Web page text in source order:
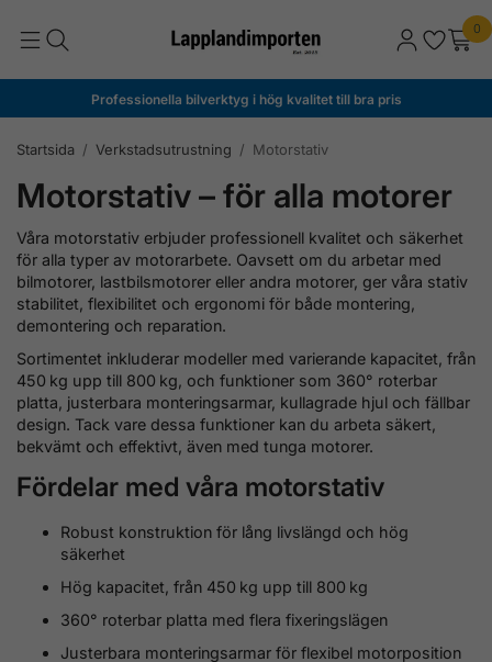
0
Professionella bilverktyg i hög kvalitet till bra pris
Startsida / Verkstadsutrustning / Motorstativ
Motorstativ – för alla motorer
Våra motorstativ erbjuder professionell kvalitet och säkerhet
för alla typer av motorarbete. Oavsett om du arbetar med
bilmotorer, lastbilsmotorer eller andra motorer, ger våra stativ
stabilitet, flexibilitet och ergonomi för både montering,
demontering och reparation.
Sortimentet inkluderar modeller med varierande kapacitet, från
450 kg upp till 800 kg, och funktioner som 360° roterbar
platta, justerbara monteringsarmar, kullagrade hjul och fällbar
design. Tack vare dessa funktioner kan du arbeta säkert,
bekvämt och effektivt, även med tunga motorer.
Fördelar med våra motorstativ
Robust konstruktion för lång livslängd och hög
säkerhet
Hög kapacitet, från 450 kg upp till 800 kg
360° roterbar platta med flera fixeringslägen
Justerbara monteringsarmar för flexibel motorposition